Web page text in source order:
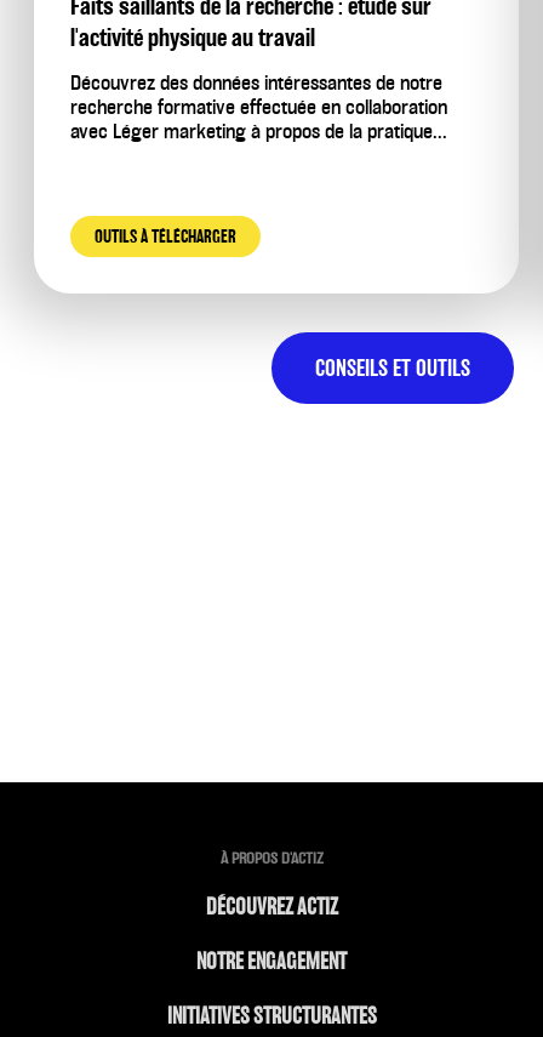
Faits saillants de la recherche : étude sur
l'activité physique au travail
Découvrez des données intéressantes de notre
recherche formative effectuée en collaboration
avec Léger marketing à propos de la pratique...
OUTILS À TÉLÉCHARGER
CONSEILS ET OUTILS
À PROPOS D'ACTIZ
DÉCOUVREZ ACTIZ
NOTRE ENGAGEMENT
INITIATIVES STRUCTURANTES